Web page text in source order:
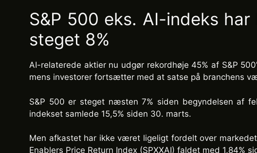
S&P 500 eks. AI-indeks
steget 8%
AI-relaterede aktier nu udgør rekordhøje 45% af S&P
mens investorer fortsætter med at satse på branchens
S&P 500 er steget næsten 7% siden begyndelsen af
indekset samlede 15,5% siden 30. marts.
Men afkastet har ikke været ligeligt fordelt over
Enablers Price Return Index (SPXXAI) faldet med 1,84%